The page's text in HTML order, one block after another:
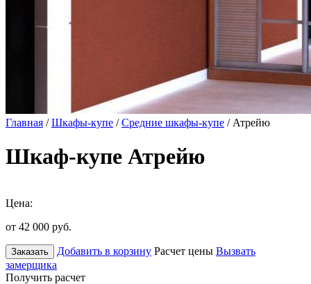
Главная /Шкафы-купе /Средние шкафы-купе / Атрейю
Шкаф-купе Атрейю
Цена:
от 42 000 руб.
Заказать Добавить в корзину Расчет цены Вызвать
замерщика
Получить расчет